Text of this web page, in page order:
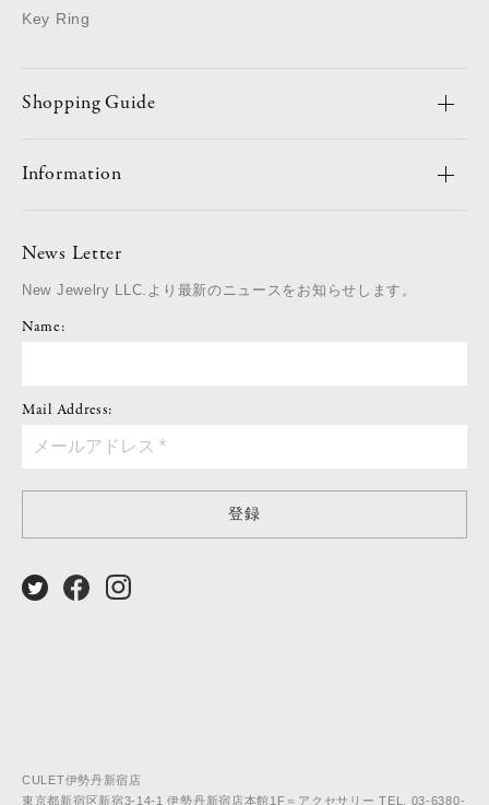
Key Ring
Shopping Guide
Information
News Letter
New Jewelry LLC.より最新のニュースをお知らせします。
Name:
Mail Address:
登録
CULET伊勢丹新宿店
東京都新宿区新宿3-14-1 伊勢丹新宿店本館1F＝アクセサリー TEL. 03-6380-